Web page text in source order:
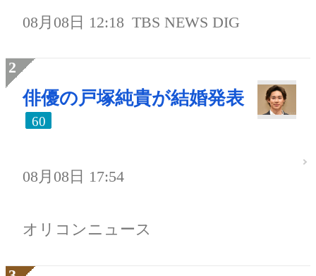
08月08日 12:18 TBS NEWS DIG
俳優の戸塚純貴が結婚発表
60
08月08日 17:54
オリコンニュース